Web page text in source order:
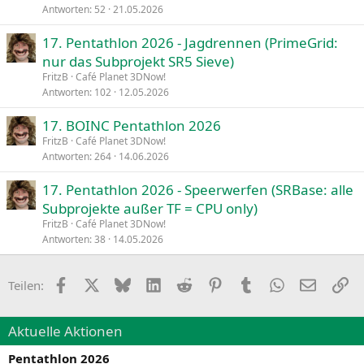
Antworten 52 21.05.2026
17. Pentathlon 2026 - Jagdrennen (PrimeGrid:
nur das Subprojekt SR5 Sieve)
FritzB Café Planet 3DNow!
Antworten 102 12.05.2026
17. BOINC Pentathlon 2026
FritzB Café Planet 3DNow!
Antworten 264 14.06.2026
17. Pentathlon 2026 - Speerwerfen (SRBase: alle
Subprojekte außer TF = CPU only)
FritzB Café Planet 3DNow!
Antworten 38 14.05.2026
Teilen: Facebook BlueskyLinkedIn
Reddit PinterestTumblr WhatsApp
E-Mail
Aktuelle Aktionen
Pentathlon 2026